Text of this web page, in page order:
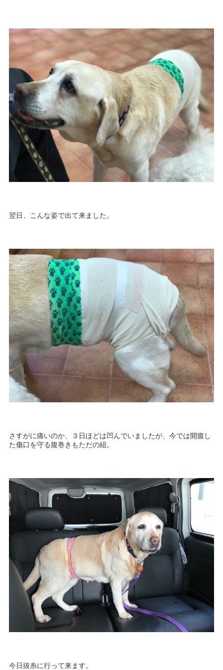
翌日、こんな姿で出て来ました。
さすがに痛いのか、３日ほどは凹んでいましたが、今では開腹し
た傷口を守る腹巻きもただの紐。
今日抜糸に行って来ます。